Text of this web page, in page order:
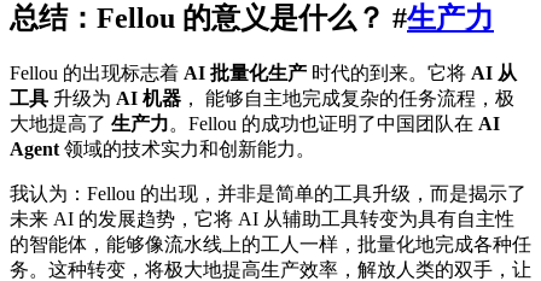
总结：Fellou 的意义是什么？ #生产力
Fellou 的出现标志着 AI 批量化生产 时代的到来。它将 AI 从
工具 升级为 AI 机器 ， 能够自主地完成复杂的任务流程，极
大地提高了 生产力。Fellou 的成功也证明了中国团队在 AI
Agent 领域的技术实力和创新能力。
我认为：Fellou 的出现，并非是简单的工具升级，而是揭示了
未来 AI 的发展趋势，它将 AI 从辅助工具转变为具有自主性
的智能体，能够像流水线上的工人一样，批量化地完成各种任
务。这种转变，将极大地提高生产效率，解放人类的双手，让